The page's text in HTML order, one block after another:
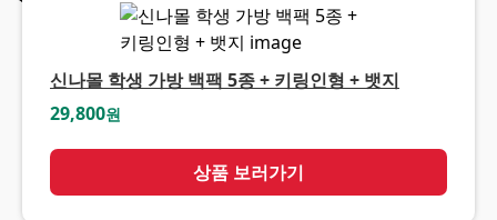
신나몰 학생 가방 백팩 5종 + 키링인형 + 뱃지
29,800원
상품 보러가기